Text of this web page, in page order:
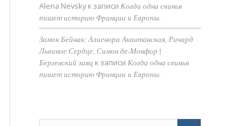
Alena Nevsky к записиКогда одна свинья
пишет историю Франции и Европы.
Замок Бейнак: Алиенора Аквитанская, Ричард
Львиное Сердце, Симон де-Монфор |
Бергенский заяц к записиКогда одна свинья
пишет историю Франции и Европы.